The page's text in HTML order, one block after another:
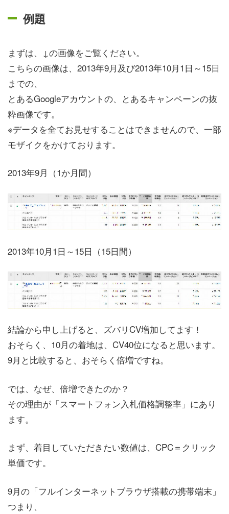
例題
まずは、↓の画像をご覧ください。
こちらの画像は、2013年9月及び2013年10月1日～15日
までの、
とあるGoogleアカウントの、とあるキャンペーンの抜
粋画像です。
※データを全てお見せすることはできませんので、一部
モザイクをかけております。
2013年9月（1か月間）
2013年10月1日～15日（15日間）
結論から申し上げると、ズバリCV増加してます！
おそらく、10月の着地は、CV40位になると思います。
9月と比較すると、おそらく倍増ですね。
では、なぜ、倍増できたのか？
その理由が「スマートフォン入札価格調整率」にあり
ます。
まず、着目していただきたい数値は、CPC＝クリック
単価です。
9月の「フルインターネットブラウザ搭載の携帯端末」
つまり、